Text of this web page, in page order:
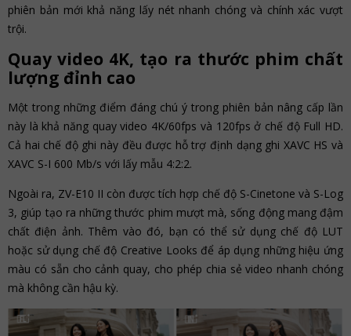
phiên bản mới khả năng lấy nét nhanh chóng và chính xác vượt
trội.
Quay video 4K, tạo ra thước phim chất
lượng đỉnh cao
Một trong những điểm đáng chú ý trong phiên bản nâng cấp lần
này là khả năng quay video 4K/60fps và 120fps ở chế độ Full HD.
Cả hai chế độ ghi này đều được hỗ trợ định dạng ghi XAVC HS và
XAVC S-I 600 Mb/s với lấy mẫu 4:2:2.
Ngoài ra, ZV-E10 II còn được tích hợp chế độ S-Cinetone và S-Log
3, giúp tạo ra những thước phim mượt mà, sống động mang đậm
chất điện ảnh. Thêm vào đó, bạn có thể sử dụng chế độ LUT
hoặc sử dụng chế độ Creative Looks để áp dụng những hiệu ứng
màu có sẵn cho cảnh quay, cho phép chia sẻ video nhanh chóng
mà không cần hậu kỳ.